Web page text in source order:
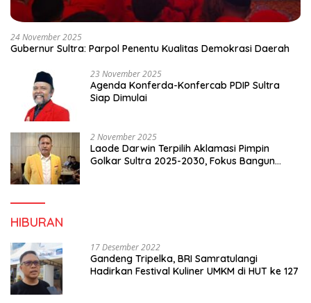
24 November 2025
Gubernur Sultra: Parpol Penentu Kualitas Demokrasi Daerah
23 November 2025
Agenda Konferda-Konfercab PDIP Sultra
Siap Dimulai
2 November 2025
Laode Darwin Terpilih Aklamasi Pimpin
Golkar Sultra 2025-2030, Fokus Bangun
HIBURAN
17 Desember 2022
Gandeng Tripelka, BRI Samratulangi
Hadirkan Festival Kuliner UMKM di HUT ke 127